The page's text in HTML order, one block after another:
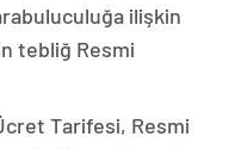
ilişkin
tebliğ Resmi
Tarifesi, Resmi